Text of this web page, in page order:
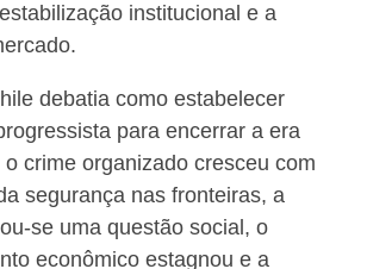
institucional e a
debatia como estabelecer
para encerrar a era
crime organizado cresceu com
segurança nas fronteiras, a
se uma questão social, o
econômico estagnou e a